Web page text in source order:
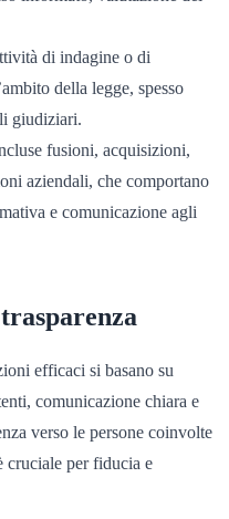
di indagine o di
della legge, spesso
giudiziari.
fusioni, acquisizioni,
aziendali, che comportano
e comunicazione agli
efficaci si basano su
comunicazione chiara e
verso le persone coinvolte
per fiducia e